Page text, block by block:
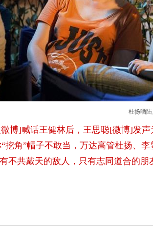
杜扬晒
博]喊话王健林后，王思聪[微博]发声
挖角”帽子不敢当，万达高管杜扬、李
不共戴天的敌人，只有志同道合的朋